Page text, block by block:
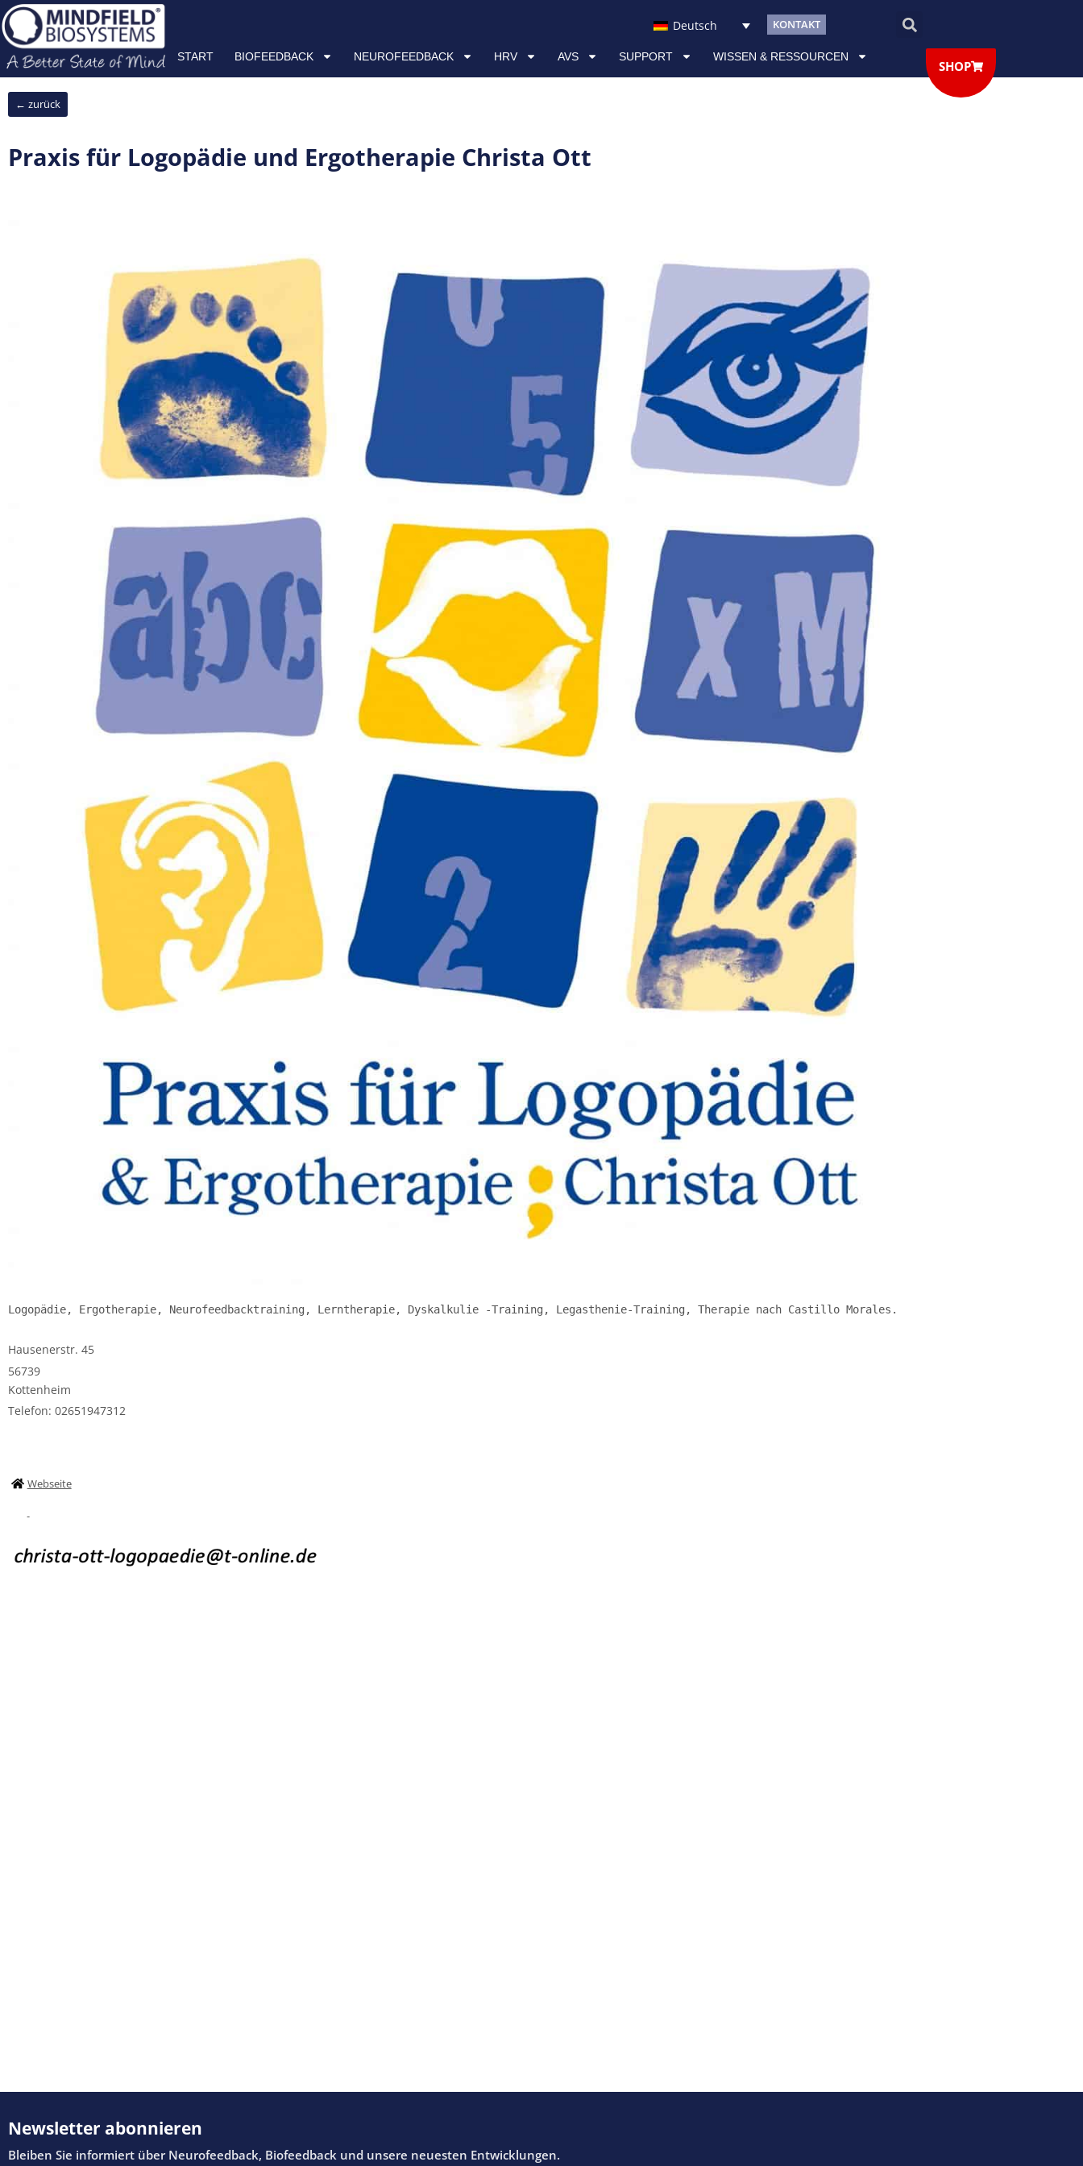
Zum
Inhalt
springen
START BIOFEEDBACK
Deutsch KONTAKT
START BIOFEEDBACK NEUROFEEDBACK HRV AVS SUPPORT WISSEN & RESSOURCEN
SHOP
← zurück
Praxis für Logopädie und Ergotherapie Christa Ott
Logopädie, Ergotherapie, Neurofeedbacktraining, Lerntherapie, Dyskalkulie -Training, Legasthenie-Training, Therapie nach Castillo Morales.
Hausenerstr. 45
56739
Kottenheim
Telefon: 02651947312
Webseite